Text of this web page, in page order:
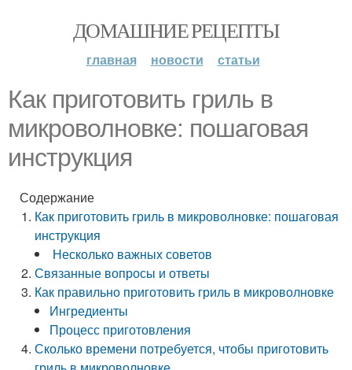
ДОМАШНИЕ РЕЦЕПТЫ
главная новости статьи
Как приготовить гриль в
микроволновке: пошаговая
инструкция
Содержание
Как приготовить гриль в микроволновке: пошаговая
инструкция
Несколько важных советов
Связанные вопросы и ответы
Как правильно приготовить гриль в микроволновке
Ингредиенты
Процесс приготовления
Сколько времени потребуется, чтобы приготовить